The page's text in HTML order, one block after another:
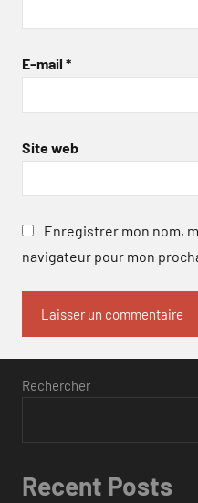
E-mail *
Site web
Enregistrer mon nom,
navigateur pour mon
Rechercher
Recent Posts